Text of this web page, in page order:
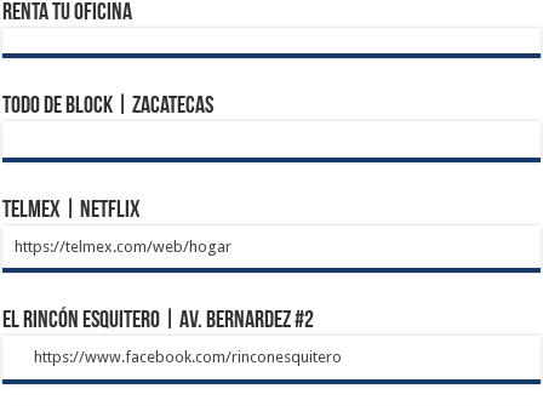
Renta tu Oficina
Todo de Block | Zacatecas
Telmex | Netflix
https://telmex.com/web/hogar
El Rincón Esquitero | Av. Bernardez #2
https://www.facebook.com/rinconesquitero